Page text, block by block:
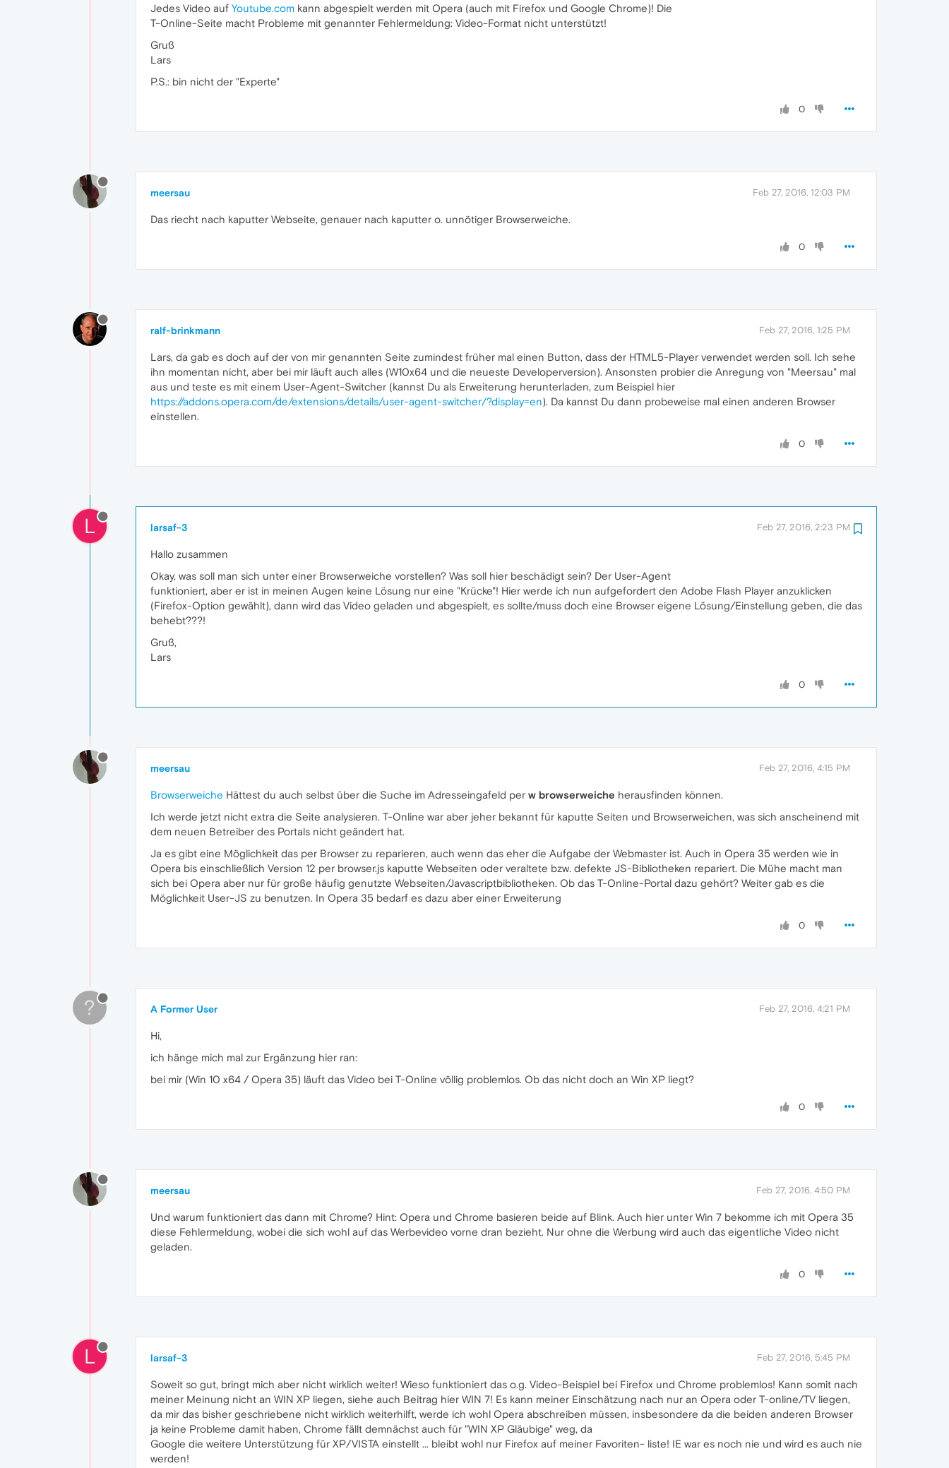
Jedes Video auf Youtube.com kann abgespielt werden mit Opera (auch mit Firefox und Google Chrome)! Die
T-Online-Seite macht Probleme mit genannter Fehlermeldung: Video-Format nicht unterstützt!
Gruß
Lars
P.S.: bin nicht der "Experte"
0
meersau Feb 27, 2016, 12:03 PM
Das riecht nach kaputter Webseite, genauer nach kaputter o. unnötiger Browserweiche.
0
ralf-brinkmann Feb 27, 2016, 1:25 PM
Lars, da gab es doch auf der von mir genannten Seite zumindest früher mal einen Button, dass der HTML5-Player verwendet werden soll. Ich sehe
ihn momentan nicht, aber bei mir läuft auch alles (W10x64 und die neueste Developerversion). Ansonsten probier die Anregung von "Meersau" mal
aus und teste es mit einem User-Agent-Switcher (kannst Du als Erweiterung herunterladen, zum Beispiel hier
https://addons.opera.com/de/extensions/details/user-agent-switcher/?display=en). Da kannst Du dann probeweise mal einen anderen Browser
einstellen.
0
L larsaf-3 Feb 27, 2016, 2:23 PM
Hallo zusammen
Okay, was soll man sich unter einer Browserweiche vorstellen? Was soll hier beschädigt sein? Der User-Agent
funktioniert, aber er ist in meinen Augen keine Lösung nur eine "Krücke"! Hier werde ich nun aufgefordert den Adobe Flash Player anzuklicken
(Firefox-Option gewählt), dann wird das Video geladen und abgespielt, es sollte/muss doch eine Browser eigene Lösung/Einstellung geben, die das
behebt???!
Gruß,
Lars
0
meersau Feb 27, 2016, 4:15 PM
Browserweiche Hättest du auch selbst über die Suche im Adresseingafeld per w browserweiche herausfinden können.
Ich werde jetzt nicht extra die Seite analysieren. T-Online war aber jeher bekannt für kaputte Seiten und Browserweichen, was sich anscheinend mit
dem neuen Betreiber des Portals nicht geändert hat.
Ja es gibt eine Möglichkeit das per Browser zu reparieren, auch wenn das eher die Aufgabe der Webmaster ist. Auch in Opera 35 werden wie in
Opera bis einschließlich Version 12 per browser.js kaputte Webseiten oder veraltete bzw. defekte JS-Bibliotheken repariert. Die Mühe macht man
sich bei Opera aber nur für große häufig genutzte Webseiten/Javascriptbibliotheken. Ob das T-Online-Portal dazu gehört? Weiter gab es die
Möglichkeit User-JS zu benutzen. In Opera 35 bedarf es dazu aber einer Erweiterung
0
? A Former User Feb 27, 2016, 4:21 PM
Hi,
ich hänge mich mal zur Ergänzung hier ran:
bei mir (Win 10 x64 / Opera 35) läuft das Video bei T-Online völlig problemlos. Ob das nicht doch an Win XP liegt?
0
meersau Feb 27, 2016, 4:50 PM
Und warum funktioniert das dann mit Chrome? Hint: Opera und Chrome basieren beide auf Blink. Auch hier unter Win 7 bekomme ich mit Opera 35
diese Fehlermeldung, wobei die sich wohl auf das Werbevideo vorne dran bezieht. Nur ohne die Werbung wird auch das eigentliche Video nicht
geladen.
0
L larsaf-3 Feb 27, 2016, 5:45 PM
Soweit so gut, bringt mich aber nicht wirklich weiter! Wieso funktioniert das o.g. Video-Beispiel bei Firefox und Chrome problemlos! Kann somit nach
meiner Meinung nicht an WIN XP liegen, siehe auch Beitrag hier WIN 7! Es kann meiner Einschätzung nach nur an Opera oder T-online/TV liegen,
da mir das bisher geschriebene nicht wirklich weiterhilft, werde ich wohl Opera abschreiben müssen, insbesondere da die beiden anderen Browser
ja keine Probleme damit haben, Chrome fällt demnächst auch für "WIN XP Gläubige" weg, da
Google die weitere Unterstützung für XP/VISTA einstellt ... bleibt wohl nur Firefox auf meiner Favoriten- liste! IE war es noch nie und wird es auch nie
werden!